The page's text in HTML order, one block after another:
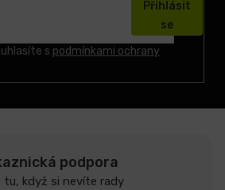
s podmínkami ochrany
Přihlásit
se
podpora
tu, když si nevíte rady